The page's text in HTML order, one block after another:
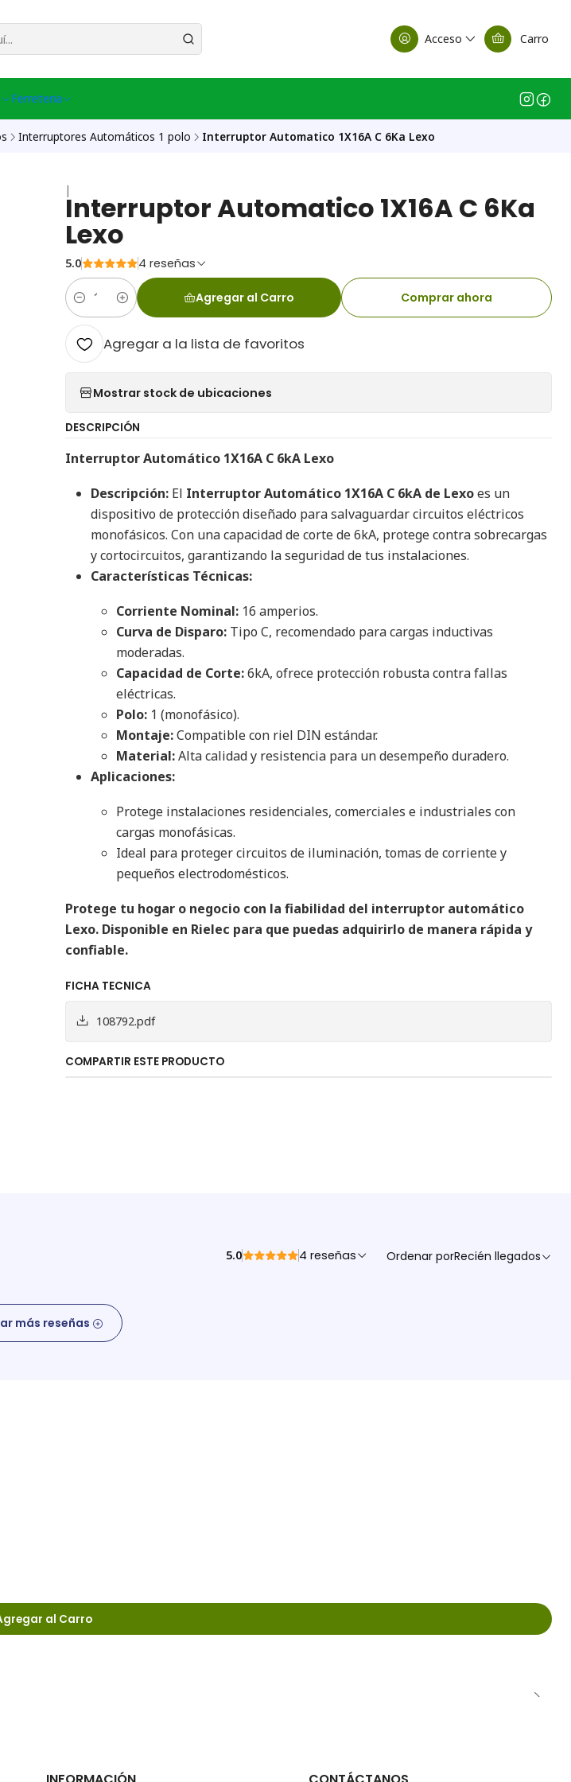
Acceso Carro
Ferreteria
Interruptores Automáticos 1 polo Interruptor Automatico 1X16A C 6Ka Lexo
|
Interruptor Automatico 1X16A C 6Ka
Lexo
5.0 4 reseñas
Cantidad
Agregar al Carro Comprar ahora
Agregar a la lista de favoritos
Mostrar stock de ubicaciones
DESCRIPCIÓN
Interruptor Automático 1X16A C 6kA Lexo
Descripción: El Interruptor Automático 1X16A C 6kA de Lexoes un
dispositivo de protección diseñado para salvaguardar circuitos eléctricos
monofásicos. Con una capacidad de corte de 6kA, protege contra sobrecargas
y cortocircuitos, garantizando la seguridad de tus instalaciones.
Características Técnicas:
Corriente Nominal: 16 amperios.
Curva de Disparo: Tipo C, recomendado para cargas inductivas
moderadas.
Capacidad de Corte:6kA, ofrece protección robusta contra fallas
eléctricas.
Polo: 1 (monofásico).
Montaje:Compatible con riel DIN estándar.
Material:Alta calidad y resistencia para un desempeño duradero.
Aplicaciones:
Protege instalaciones residenciales, comerciales e industriales con
cargas monofásicas.
Ideal para proteger circuitos de iluminación, tomas de corriente y
pequeños electrodomésticos.
Protege tu hogar o negocio con la fiabilidad del interruptor automático
Lexo. Disponible en Rielec para que puedas adquirirlo de manera rápida y
confiable.
FICHA TECNICA
108792.pdf
COMPARTIR ESTE PRODUCTO
5.0 4 reseñas Ordenar porRecién llegados
más reseñas
al Carro